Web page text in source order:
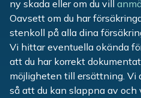
ny skada eller om du vill
Oavsett om du har
stenkoll på alla dina
Vi hittar eventuella okända
att du har korrekt
möjligheten till ersättning. Vi
så att du kan slappna av